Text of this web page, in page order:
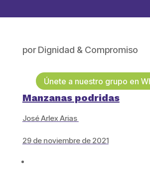
porDignidad & Compromiso
Únete a nuestro grupo en
Manzanas podridas
José Arlex Arias
29 de noviembre de 2021